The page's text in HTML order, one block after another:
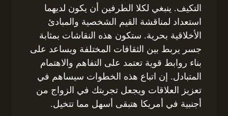
التكيف. ينبغي لكلا الطرفين أن يكون لديهما
استعداد لمناقشة القيم الشخصية والمبادئ
الأخلاقية بحرية. ستكون هذه النقاشات بمثابة
جسر يربط بين الثقافات المختلفة ويساعد على
بناء روابط قوية تعتمد على التفاهم والاهتمام
المتبادل. إن اتباع هذه الخطوات سيساهم في
تعزيز العلاقات ويجعل تجربتك في الزواج من
أجنبية في أمريكا هتبقى أسهل مما تتخيل.